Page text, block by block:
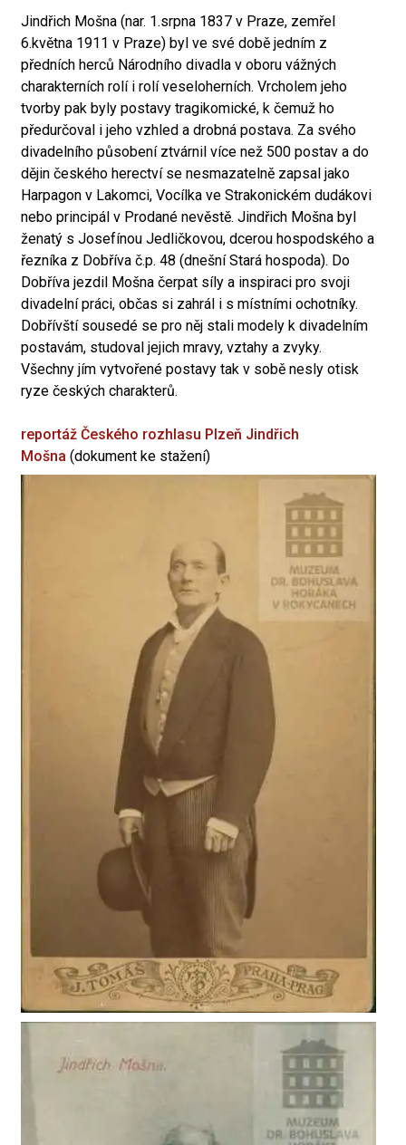
Jindřich Mošna (nar. 1.srpna 1837 v Praze, zemřel
6.května 1911 v Praze) byl ve své době jedním z
předních herců Národního divadla v oboru vážných
charakterních rolí i rolí veseloherních. Vrcholem jeho
tvorby pak byly postavy tragikomické, k čemuž ho
předurčoval i jeho vzhled a drobná postava. Za svého
divadelního působení ztvárnil více než 500 postav a do
dějin českého herectví se nesmazatelně zapsal jako
Harpagon v Lakomci, Vocílka ve Strakonickém dudákovi
nebo principál v Prodané nevěstě. Jindřich Mošna byl
ženatý s Josefínou Jedličkovou, dcerou hospodského a
řezníka z Dobříva č.p. 48 (dnešní Stará hospoda). Do
Dobříva jezdil Mošna čerpat síly a inspiraci pro svoji
divadelní práci, občas si zahrál i s místními ochotníky.
Dobřívští sousedé se pro něj stali modely k divadelním
postavám, studoval jejich mravy, vztahy a zvyky.
Všechny jím vytvořené postavy tak v sobě nesly otisk
ryze českých charakterů.
reportáž Českého rozhlasu Plzeň Jindřich
Mošna (dokument ke stažení)